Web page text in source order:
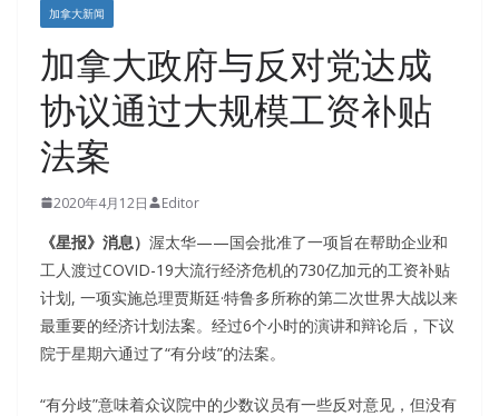
加拿大新闻
加拿大政府与反对党达成
协议通过大规模工资补贴
法案
2020年4月12日 Editor
《星报》消息） 渥太华——国会批准了一项旨在帮助企业和
工人渡过COVID-19大流行经济危机的730亿加元的工资补贴
计划, 一项实施总理贾斯廷·特鲁多所称的第二次世界大战以来
最重要的经济计划法案。经过6个小时的演讲和辩论后，下议
院于星期六通过了“有分歧”的法案。
“有分歧”意味着众议院中的少数议员有一些反对意见，但没有